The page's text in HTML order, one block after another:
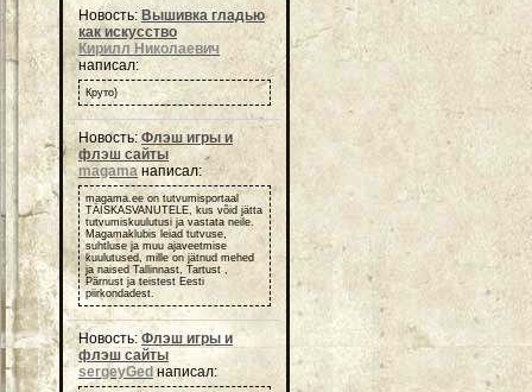
Новость: Вышивка гладью
как искусство
Кирилл Николаевич
написал:
Круто)
Новость:Флэш игры и
флэш сайты
magamaнаписал:
magama.ee on tutvumisportaal
TÄISKASVANUTELE, kus võid jätta
tutvumiskuulutusi ja vastata neile.
Magamaklubis leiad tutvuse,
suhtluse ja muu ajaveetmise
kuulutused, mille on jätnud mehed
ja naised Tallinnast, Tartust ,
Pärnust ja teistest Eesti
piirkondadest.
Новость: Флэш игры и
флэш сайты
sergeyGed написал: